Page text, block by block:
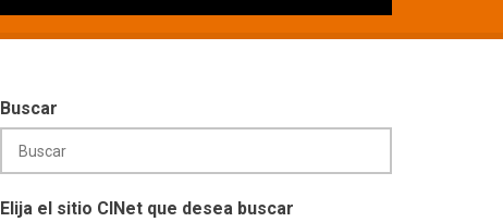
Buscar
Elija el sitio CINet que desea buscar